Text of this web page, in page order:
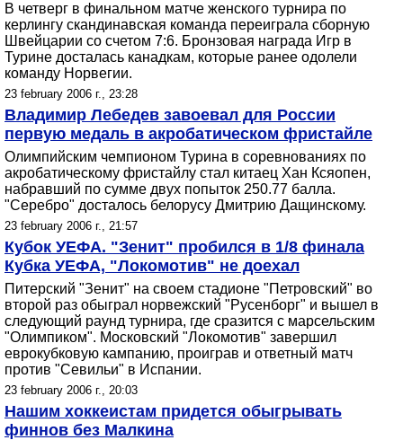
В четверг в финальном матче женского турнира по
керлингу скандинавская команда переиграла сборную
Швейцарии со счетом 7:6. Бронзовая награда Игр в
Турине досталась канадкам, которые ранее одолели
команду Норвегии.
23 february 2006 г., 23:28
Владимир Лебедев завоевал для России
первую медаль в акробатическом фристайле
Олимпийским чемпионом Турина в соревнованиях по
акробатическому фристайлу стал китаец Хан Ксяопен,
набравший по сумме двух попыток 250.77 балла.
"Серебро" досталось белорусу Дмитрию Дащинскому.
23 february 2006 г., 21:57
Кубок УЕФА. "Зенит" пробился в 1/8 финала
Кубка УЕФА, "Локомотив" не доехал
Питерский "Зенит" на своем стадионе "Петровский" во
второй раз обыграл норвежский "Русенборг" и вышел в
следующий раунд турнира, где сразится с марсельским
"Олимпиком". Московский "Локомотив" завершил
еврокубковую кампанию, проиграв и ответный матч
против "Севильи" в Испании.
23 february 2006 г., 20:03
Нашим хоккеистам придется обыгрывать
финнов без Малкина